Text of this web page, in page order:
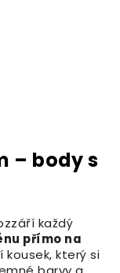
– body s
každý
přímo na
který si